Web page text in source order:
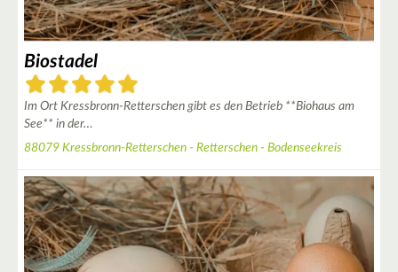
Biostadel
Im Ort Kressbronn-Retterschen gibt es den Betrieb **Biohaus am
See** in der…
88079 Kressbronn-Retterschen - Retterschen - Bodenseekreis
4
3